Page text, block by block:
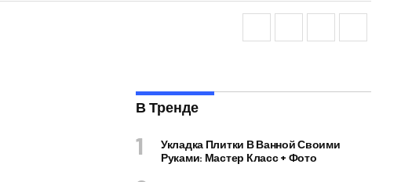
В Тренде
Укладка Плитки В Ванной Своими
Руками: Мастер Класс + Фото